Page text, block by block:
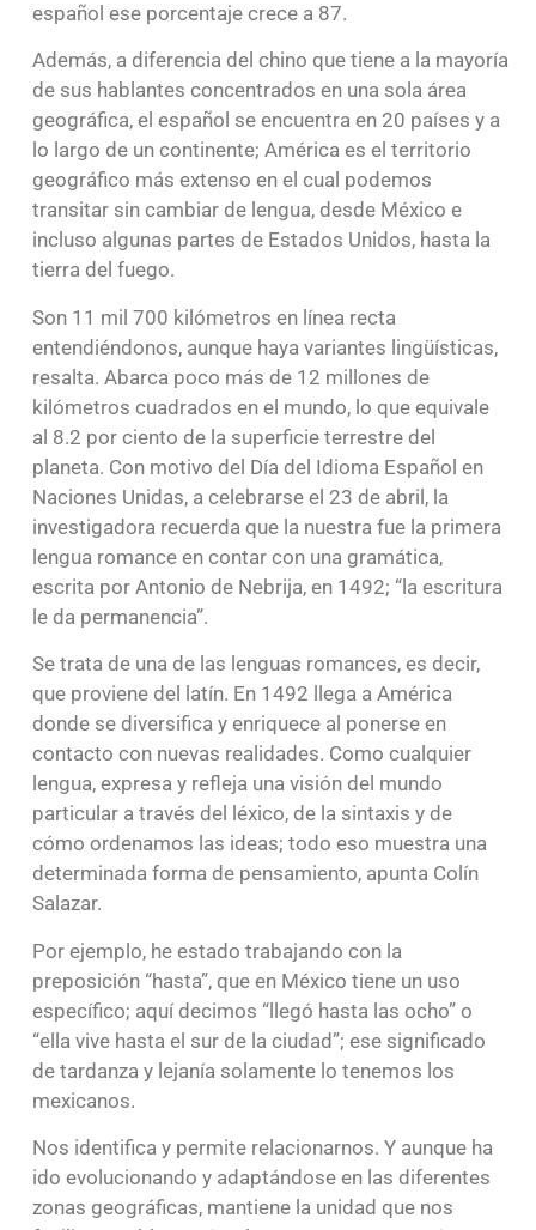
español ese porcentaje crece a 87.
Además, a diferencia del chino que tiene a la mayoría
de sus hablantes concentrados en una sola área
geográfica, el español se encuentra en 20 países y a
lo largo de un continente; América es el territorio
geográfico más extenso en el cual podemos
transitar sin cambiar de lengua, desde México e
incluso algunas partes de Estados Unidos, hasta la
tierra del fuego.
Son 11 mil 700 kilómetros en línea recta
entendiéndonos, aunque haya variantes lingüísticas,
resalta. Abarca poco más de 12 millones de
kilómetros cuadrados en el mundo, lo que equivale
al 8.2 por ciento de la superficie terrestre del
planeta. Con motivo del Día del Idioma Español en
Naciones Unidas, a celebrarse el 23 de abril, la
investigadora recuerda que la nuestra fue la primera
lengua romance en contar con una gramática,
escrita por Antonio de Nebrija, en 1492; “la escritura
le da permanencia”.
Se trata de una de las lenguas romances, es decir,
que proviene del latín. En 1492 llega a América
donde se diversifica y enriquece al ponerse en
contacto con nuevas realidades. Como cualquier
lengua, expresa y refleja una visión del mundo
particular a través del léxico, de la sintaxis y de
cómo ordenamos las ideas; todo eso muestra una
determinada forma de pensamiento, apunta Colín
Salazar.
Por ejemplo, he estado trabajando con la
preposición “hasta”, que en México tiene un uso
específico; aquí decimos “llegó hasta las ocho” o
“ella vive hasta el sur de la ciudad”; ese significado
de tardanza y lejanía solamente lo tenemos los
mexicanos.
Nos identifica y permite relacionarnos. Y aunque ha
ido evolucionando y adaptándose en las diferentes
zonas geográficas, mantiene la unidad que nos